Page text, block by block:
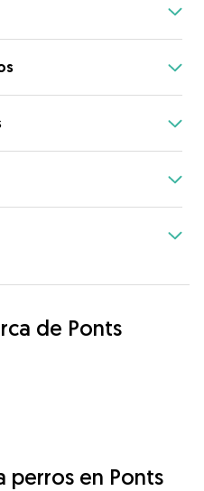
de Ponts
perros en Ponts